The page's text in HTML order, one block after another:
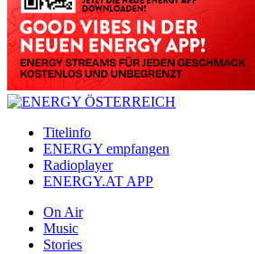
Titelinfo
ENERGY empfangen
Radioplayer
ENERGY.AT APP
On Air
Music
Stories